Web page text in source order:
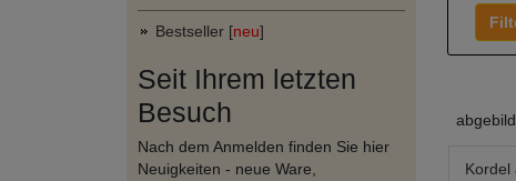
Bestseller [neu]
Seit Ihrem letzten
Besuch
Nach dem Anmelden finden Sie hier
Neuigkeiten - neue Ware,
Kordel